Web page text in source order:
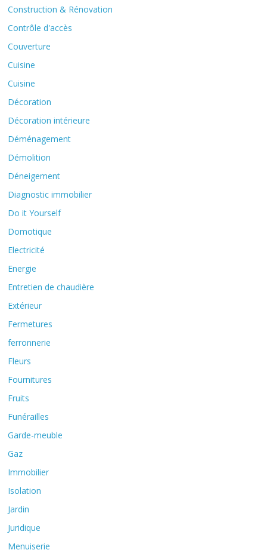
Construction & Rénovation
Contrôle d'accès
Couverture
Cuisine
Cuisine
Décoration
Décoration intérieure
Déménagement
Démolition
Déneigement
Diagnostic immobilier
Do it Yourself
Domotique
Electricité
Energie
Entretien de chaudière
Extérieur
Fermetures
ferronnerie
Fleurs
Fournitures
Fruits
Funérailles
Garde-meuble
Gaz
Immobilier
Isolation
Jardin
Juridique
Menuiserie